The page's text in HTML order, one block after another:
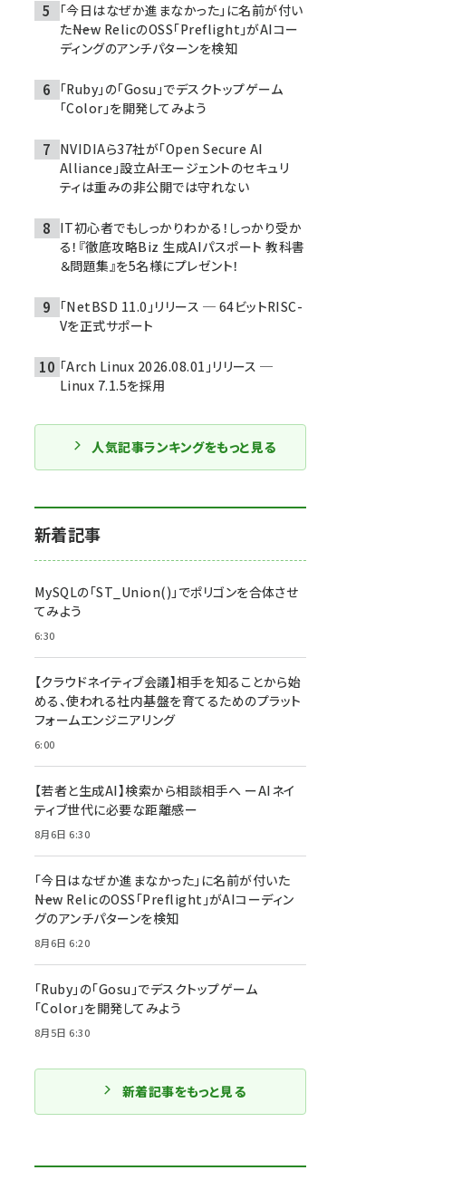
「今日はなぜか進まなかった」に名前が付い
た――New RelicのOSS「Preflight」がAIコー
ディングのアンチパターンを検知
「Ruby」の「Gosu」でデスクトップゲーム
「Color」を開発してみよう
NVIDIAら37社が「Open Secure AI
Alliance」設立――AIエージェントのセキュリ
ティは重みの非公開では守れない
IT初心者でもしっかりわかる！しっかり受か
る！『徹底攻略Biz 生成AIパスポート 教科書
＆問題集』を5名様にプレゼント！
「NetBSD 11.0」リリース ─ 64ビットRISC-
Vを正式サポート
「Arch Linux 2026.08.01」リリース ─
Linux 7.1.5を採用
人気記事ランキングをもっと見る
新着記事
MySQLの「ST_Union()」でポリゴンを合体させ
てみよう
6:30
【クラウドネイティブ会議】相手を知ることから始
める、使われる社内基盤を育てるためのプラット
フォームエンジニアリング
6:00
【若者と生成AI】検索から相談相手へ ーAIネイ
ティブ世代に必要な距離感ー
8月6日 6:30
「今日はなぜか進まなかった」に名前が付いた
――New RelicのOSS「Preflight」がAIコーディン
グのアンチパターンを検知
8月6日 6:20
「Ruby」の「Gosu」でデスクトップゲーム
「Color」を開発してみよう
8月5日 6:30
新着記事をもっと見る